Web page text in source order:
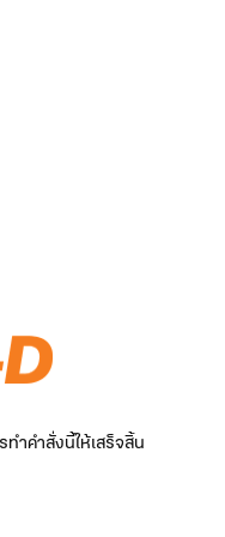
ำคำสั่งนี้ให้เสร็จสิ้น